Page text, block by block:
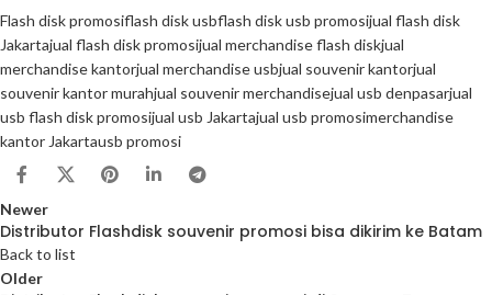
Flash disk promosiflash disk usbflash disk usb promosijual flash disk
Jakartajual flash disk promosijual merchandise flash diskjual
merchandise kantorjual merchandise usbjual souvenir kantorjual
souvenir kantor murahjual souvenir merchandisejual usb denpasarjual
usb flash disk promosijual usb Jakartajual usb promosimerchandise
kantor Jakartausb promosi
Newer
Distributor Flashdisk souvenir promosi bisa dikirim ke Batam
Back to list
Older